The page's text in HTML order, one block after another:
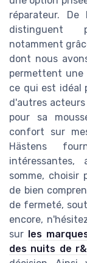
réparateur.
distinguent
notamment
dont nous
permettent une
ce qui est idéal
d'autres acteurs
pour sa
confort sur
Hästens
somme, choisir
de bien
de fermeté,
encore,
sur
les
des nuits de